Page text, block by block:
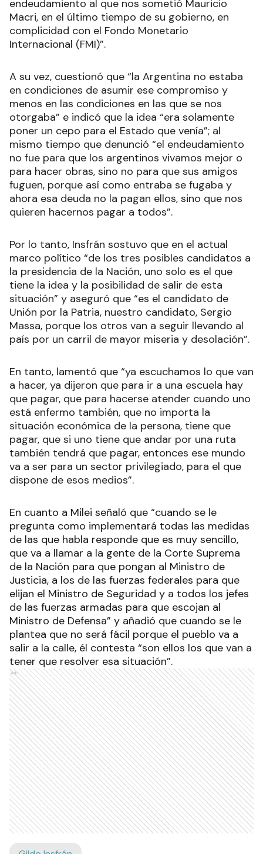
endeudamiento al que nos sometió Mauricio
Macri, en el último tiempo de su gobierno, en
complicidad con el Fondo Monetario
Internacional (FMI)”.
A su vez, cuestionó que “la Argentina no estaba
en condiciones de asumir ese compromiso y
menos en las condiciones en las que se nos
otorgaba” e indicó que la idea “era solamente
poner un cepo para el Estado que venía”; al
mismo tiempo que denunció “el endeudamiento
no fue para que los argentinos vivamos mejor o
para hacer obras, sino no para que sus amigos
fuguen, porque así como entraba se fugaba y
ahora esa deuda no la pagan ellos, sino que nos
quieren hacernos pagar a todos”.
Por lo tanto, Insfrán sostuvo que en el actual
marco político “de los tres posibles candidatos a
la presidencia de la Nación, uno solo es el que
tiene la idea y la posibilidad de salir de esta
situación” y aseguró que “es el candidato de
Unión por la Patria, nuestro candidato, Sergio
Massa, porque los otros van a seguir llevando al
país por un carril de mayor miseria y desolación”.
En tanto, lamentó que “ya escuchamos lo que van
a hacer, ya dijeron que para ir a una escuela hay
que pagar, que para hacerse atender cuando uno
está enfermo también, que no importa la
situación económica de la persona, tiene que
pagar, que si uno tiene que andar por una ruta
también tendrá que pagar, entonces ese mundo
va a ser para un sector privilegiado, para el que
dispone de esos medios”.
En cuanto a Milei señaló que “cuando se le
pregunta como implementará todas las medidas
de las que habla responde que es muy sencillo,
que va a llamar a la gente de la Corte Suprema
de la Nación para que pongan al Ministro de
Justicia, a los de las fuerzas federales para que
elijan el Ministro de Seguridad y a todos los jefes
de las fuerzas armadas para que escojan al
Ministro de Defensa” y añadió que cuando se le
plantea que no será fácil porque el pueblo va a
salir a la calle, él contesta “son ellos los que van a
tener que resolver esa situación”.
Ads